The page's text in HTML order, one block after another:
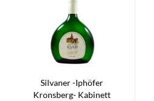
Silvaner -Iphöfer
Kronsberg- Kabinett